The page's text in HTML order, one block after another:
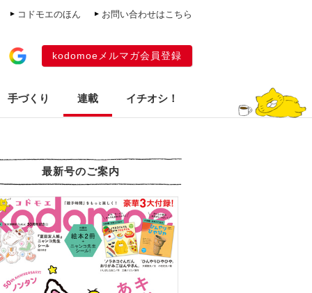
コドモエのほん お問い合わせはこちら
kodomoeメルマガ会員登録
手づくり 連載 イチオシ！
最新号のご案内